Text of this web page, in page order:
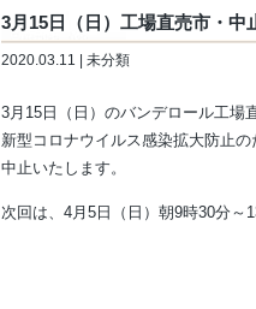
3月15日（日）工場直売市・中
2020.03.11 | 未分類
3月15日（日）のバンデロール工場
新型コロナウイルス感染拡大防止の
中止いたします。
次回は、4月5日（日）朝9時30分～